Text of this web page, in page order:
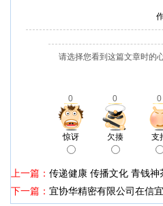
请选择您看到这篇文章时的
0 0 0
惊讶 欠揍 支
上一篇： 传递健康 传播文化 青钱
下一篇： 宜协华精密有限公司在信